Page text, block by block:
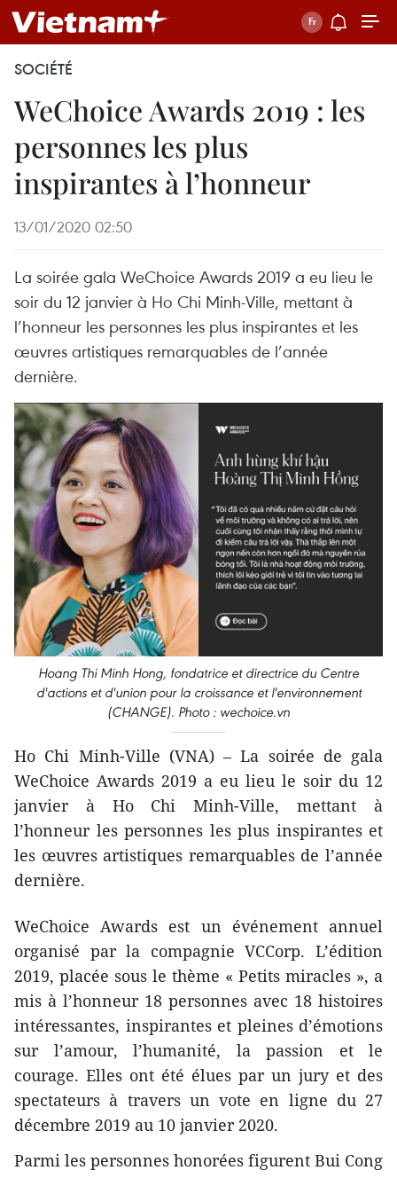
SOCIÉTÉ
WeChoice Awards 2019 : les
personnes les plus
inspirantes à l’honneur
13/01/2020 02:50
La soirée gala WeChoice Awards 2019 a eu lieu le
soir du 12 janvier à Ho Chi Minh-Ville, mettant à
l’honneur les personnes les plus inspirantes et les
œuvres artistiques remarquables de l’année
dernière.
Hoang Thi Minh Hong, fondatrice et directrice du Centre
d'actions et d'union pour la croissance et l'environnement
(CHANGE). Photo : wechoice.vn
Ho Chi Minh-Ville (VNA) – La soirée de gala
WeChoice Awards 2019 a eu lieu le soir du 12
janvier à Ho Chi Minh-Ville, mettant à
l’honneur les personnes les plus inspirantes et
les œuvres artistiques remarquables de l’année
dernière.
WeChoice Awards est un événement annuel
organisé par la compagnie VCCorp. L’édition
2019, placée sous le thème « Petits miracles », a
mis à l’honneur 18 personnes avec 18 histoires
intéressantes, inspirantes et pleines d’émotions
sur l’amour, l’humanité, la passion et le
courage. Elles ont été élues par un jury et des
spectateurs à travers un vote en ligne du 27
décembre 2019 au 10 janvier 2020.
Parmi les personnes honorées figurent Bui Cong